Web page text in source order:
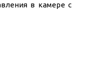
в камере с